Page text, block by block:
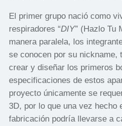
El primer grupo nació como
respiradores “​DIY”​ (Hazlo Tu
manera paralela, los
se conocen por su nickname,
crear y diseñar los primeros
especificaciones de estos
proyecto únicamente se
3D, por lo que una vez hecho
fabricación podría llevarse a